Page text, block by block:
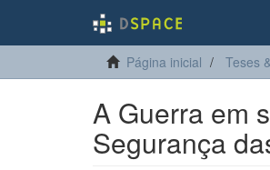
Página inicial Teses
A Guerra em
Segurança